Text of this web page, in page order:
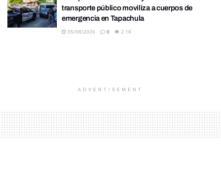
transporte público moviliza a cuerpos de
emergencia en Tapachula
05/08/2026 0 2.1K
ADVERTISEMENT